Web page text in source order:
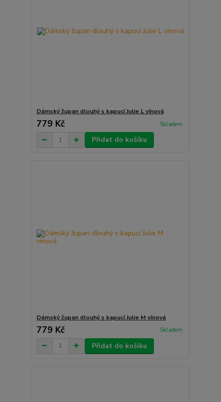
Dámský župan dlouhý s kapucí Julie L vínová
779 Kč Skladem
Přidat do košíku
Dámský župan dlouhý s kapucí Julie M vínová
779 Kč Skladem
Přidat do košíku